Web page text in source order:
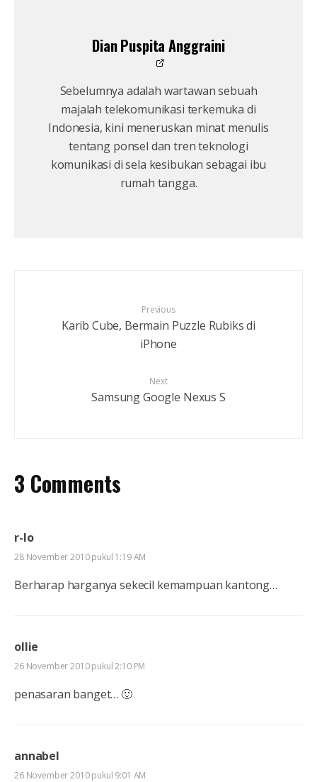
Dian Puspita Anggraini
Sebelumnya adalah wartawan sebuah
majalah telekomunikasi terkemuka di
Indonesia, kini meneruskan minat menulis
tentang ponsel dan tren teknologi
komunikasi di sela kesibukan sebagai ibu
rumah tangga.
Previous
Karib Cube, Bermain Puzzle Rubiks di
iPhone
Next
Samsung Google Nexus S
3 Comments
r-lo
28 November 2010 pukul 1:19 AM
Berharap harganya sekecil kemampuan kantong…
ollie
26 November 2010 pukul 2:10 PM
penasaran banget… 🙂
annabel
26 November 2010 pukul 9:01 AM